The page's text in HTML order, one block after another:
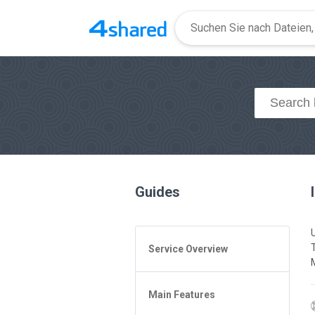
Guides
Service Overview
General Questions
Access to 4shared
Main Features